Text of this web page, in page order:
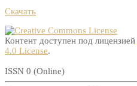
Скачать
Контент доступен под лицензией
4.0 License.
ISSN 0 (Online)